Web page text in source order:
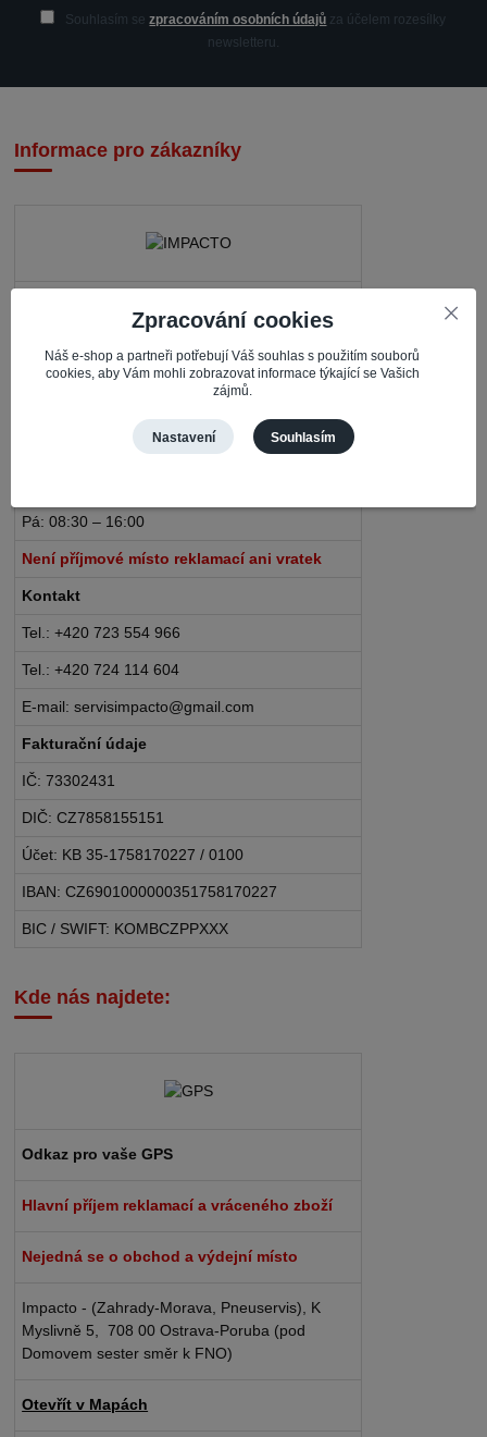
Souhlasím sezpracováním osobních údajů za účelem rozesílky
newsletteru.
Informace pro zákazníky
735 81 Bohumín – Nový Bohumín
Pá: 08:30 – 16:00
Není příjmové místo reklamací ani vratek
Kontakt
Tel.: +420 723 554 966
Tel.: +420 724 114 604
E-mail: servisimpacto@gmail.com
Fakturační údaje
IČ: 73302431
DIČ: CZ7858155151
Účet: KB 35-1758170227 / 0100
IBAN: CZ6901000000351758170227
BIC / SWIFT: KOMBCZPPXXX
Kde nás najdete:
Odkaz pro vaše GPS
Hlavní příjem reklamací a vráceného zboží
Nejedná se o obchod a výdejní místo
Impacto - (Zahrady-Morava, Pneuservis), K
Myslivně 5, 708 00 Ostrava-Poruba (pod
Domovem sester směr k FNO)
Otevřít v Mapách
Zpracování cookies
Náš e-shop a partneři potřebují Váš souhlas s použitím souborů
cookies, aby Vám mohli zobrazovat informace týkající se Vašich
zájmů.
Nastavení Souhlasím